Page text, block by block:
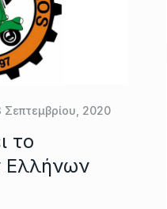
Σεπτεμβρίου, 2020
το
Ελλήνων